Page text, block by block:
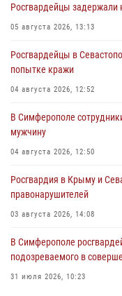
Росгвардейцы задержали
05 августа 2026, 13:13
Росгвардейцы в
попытке кражи
04 августа 2026, 12:52
В Симферополе
мужчину
04 августа 2026, 12:50
Росгвардия в Крыму и
правонарушителей
03 августа 2026, 14:08
В Симферополе
подозреваемого в
31 июля 2026, 10:23